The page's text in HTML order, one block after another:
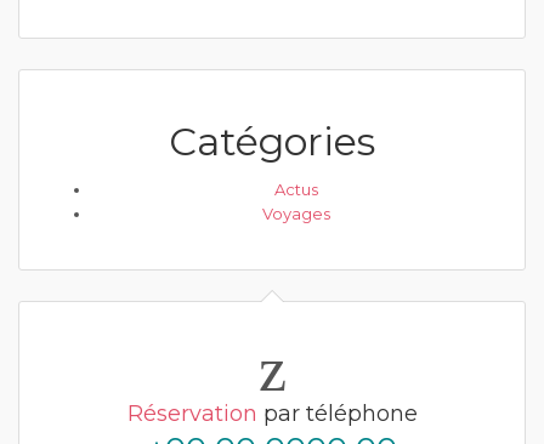
Catégories
Actus
Voyages
Réservation par téléphone